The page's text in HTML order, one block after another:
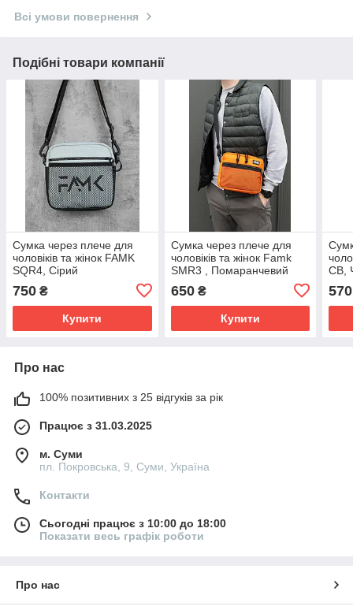
Всі умови повернення
Подібні товари компанії
Сумка через плече для
чоловіків та жінок FAMK
SQR4, Сірий
750 ₴
Купити
Сумка через плече для
чоловіків та жінок Famk
SMR3 , Помаранчевий
650₴
Купити
CB,
570
Про нас
100% позитивних з 25 відгуків за рік
Працює з 31.03.2025
м. Суми
пл. Покровська, 9, Суми, Україна
Контакти
Сьогодні працює з 10:00 до 18:00
Показати весь графік роботи
Про нас